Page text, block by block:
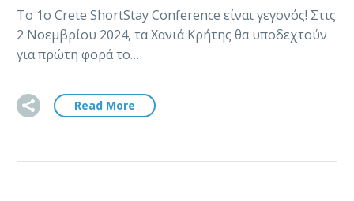
Το 1ο Crete ShortStay Conference είναι γεγονός! Στις
2 Νοεμβρίου 2024, τα Χανιά Κρήτης θα υποδεχτούν
για πρώτη φορά το…
Read More